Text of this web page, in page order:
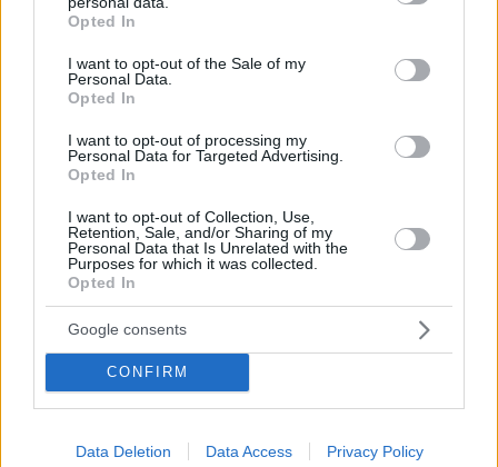
grant or deny consent to Google and its third-party tags to
use your data for below specified purposes in below Google
consent section.
Opted In
I want to opt-out of the Sale of my
Personal Data.
Opted In
I want to opt-out of processing my
Personal Data for Targeted Advertising.
Opted In
I want to opt-out of Collection, Use,
Retention, Sale, and/or Sharing of my
Personal Data that Is Unrelated with the
Purposes for which it was collected.
Opted In
Google consents
CONFIRM
Data Deletion Data Access Privacy Policy
Προφυλακίστηκαν ο δήμαρχος Στυλίδας και δύο
ακόμη κατηγορούμενοι για την πυρκαγιά στη
Βοιωτία
07.08.2026, 07:00
Σάλος στη Λιθουανία από σαμποτάζ
σε προσπάθεια ρεκόρ powerlifting
από Βελγίδα: «Είμαι ρατσιστής και το
έκανα επίτηδες» έγραψε ο δράστης
07.08.2026, 06:51 36